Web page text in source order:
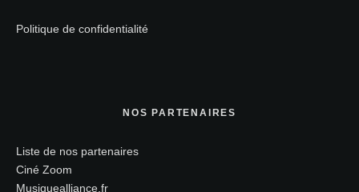
Politique de confidentialité
NOS PARTENAIRES
Liste de nos partenaires
Ciné Zoom
Musiquealliance.fr